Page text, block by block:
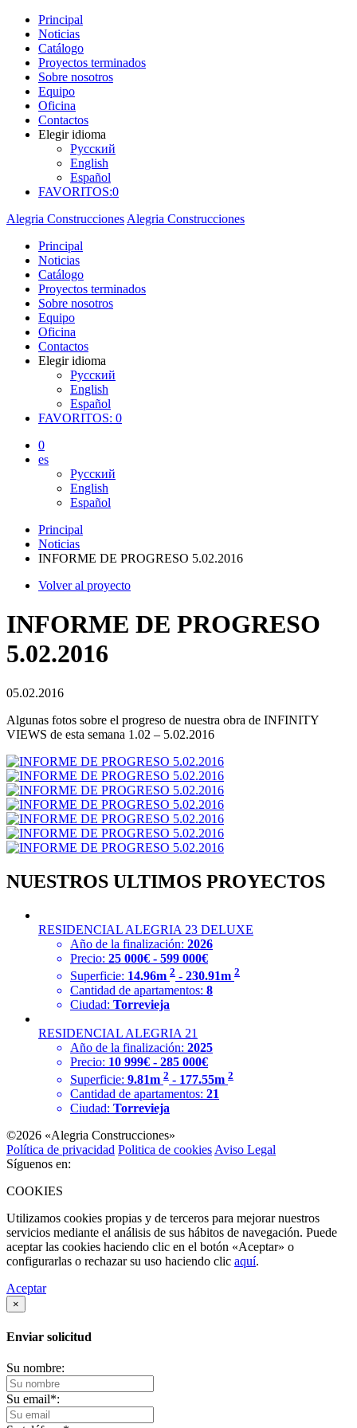
Principal
Noticias
Catálogo
Proyectos terminados
Sobre nosotros
Equipo
Oficina
Contactos
Elegir idioma
Русский
English
Español
FAVORITOS:0
Alegria Construcciones Alegria Construcciones
Principal
Noticias
Catálogo
Proyectos terminados
Sobre nosotros
Equipo
Oficina
Contactos
Elegir idioma
Русский
English
Español
FAVORITOS: 0
0
es
Русский
English
Español
Principal
Noticias
INFORME DE PROGRESO 5.02.2016
Volver al proyecto
INFORME DE PROGRESO
5.02.2016
05.02.2016
Algunas fotos sobre el progreso de nuestra obra de INFINITY
VIEWS de esta semana 1.02 – 5.02.2016
NUESTROS ULTIMOS PROYECTOS
RESIDENCIAL ALEGRIA 23 DELUXE
Año de la finalización: 2026
Precio: 25 000€ - 599 000€
Superficie: 14.96m 2 - 230.91m 2
Cantidad de apartamentos: 8
Ciudad: Torrevieja
RESIDENCIAL ALEGRIA 21
Año de la finalización: 2025
Precio: 10 999€ - 285 000€
Superficie: 9.81m 2 - 177.55m 2
Cantidad de apartamentos: 21
Ciudad: Torrevieja
©2026 «Alegria Construcciones»
Política de privacidad Politica de cookies Aviso Legal
Síguenos en:
COOKIES
Utilizamos cookies propias y de terceros para mejorar nuestros
servicios mediante el análisis de sus hábitos de navegación. Puede
aceptar las cookies haciendo clic en el botón «Aceptar» o
configurarlas o rechazar su uso haciendo clic aquí.
Aceptar
×
Enviar solicitud
Su nombre:
Su email*: